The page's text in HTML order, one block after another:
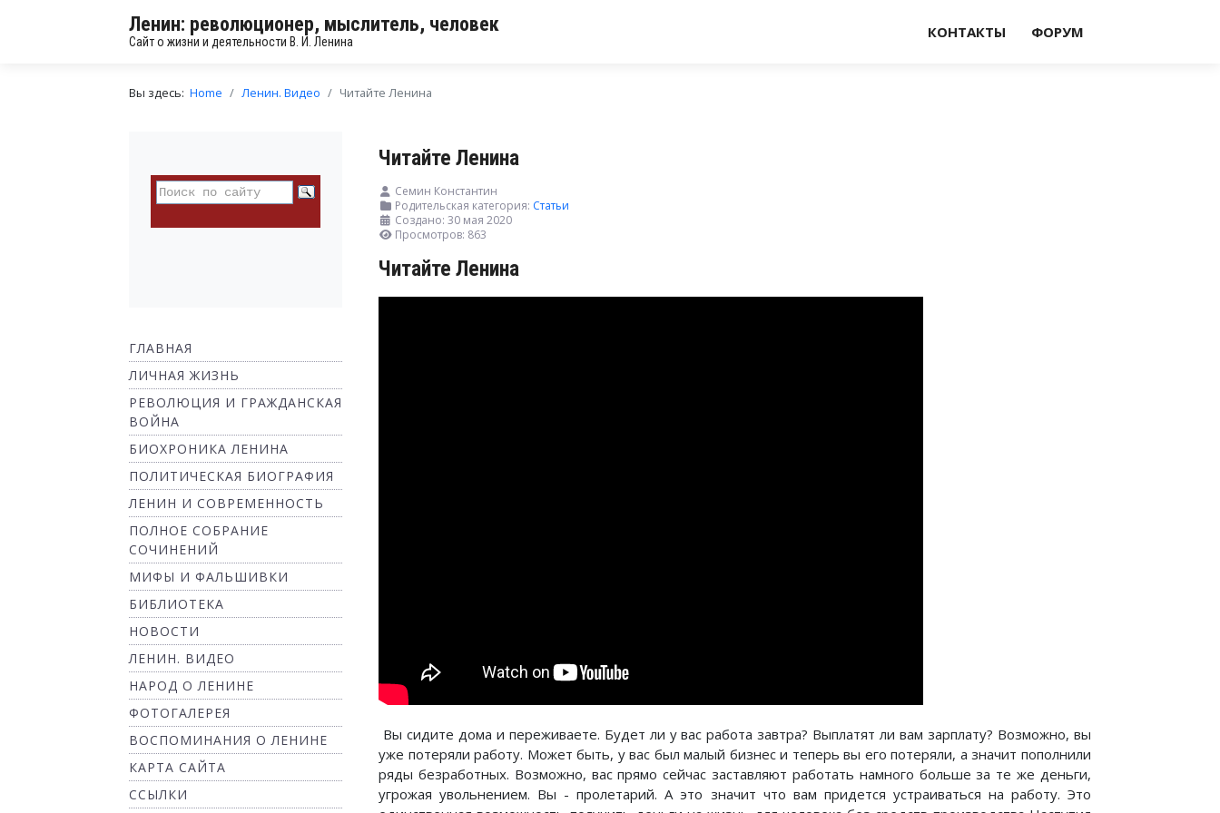
Ленин: революционер, мыслитель, человек
Сайт о жизни и деятельности В. И. Ленина
КОНТАКТЫ ФОРУМ
Вы здесь: Home Ленин. Видео Читайте Ленина
ГЛАВНАЯ
ЛИЧНАЯ ЖИЗНЬ
РЕВОЛЮЦИЯ И ГРАЖДАНСКАЯ
ВОЙНА
БИОХРОНИКА ЛЕНИНА
ПОЛИТИЧЕСКАЯ БИОГРАФИЯ
ЛЕНИН И СОВРЕМЕННОСТЬ
ПОЛНОЕ СОБРАНИЕ
СОЧИНЕНИЙ
МИФЫ И ФАЛЬШИВКИ
БИБЛИОТЕКА
НОВОСТИ
ЛЕНИН. ВИДЕО
НАРОД О ЛЕНИНЕ
ФОТОГАЛЕРЕЯ
ВОСПОМИНАНИЯ О ЛЕНИНЕ
КАРТА САЙТА
ССЫЛКИ
Читайте Ленина
Семин Константин
Родительская категория: Статьи
Создано: 30 мая 2020
Просмотров: 863
Читайте Ленина
Вы сидите дома и переживаете. Будет ли у вас работа завтра? Выплатят ли вам зарплату? Возможно, вы
уже потеряли работу. Может быть, у вас был малый бизнес и теперь вы его потеряли, а значит пополнили
ряды безработных. Возможно, вас прямо сейчас заставляют работать намного больше за те же деньги,
угрожая увольнением. Вы - пролетарий. А это значит что вам придется устраиваться на работу. Это